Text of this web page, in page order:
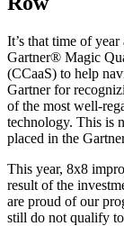
It’s that time of
Gartner® Magic
(CCaaS) to help
Gartner for
of the most well-
technology. This is
placed in the
This year, 8x8
result of the
are proud of our
still do not qualify